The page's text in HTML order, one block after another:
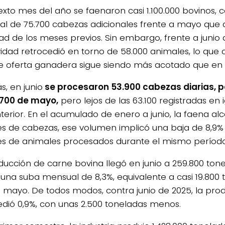
mes del año se faenaron casi 1.100.000 bovinos,
de 75.700 cabezas adicionales frente a mayo que
de los meses previos. Sin embargo, frente a junio
retrocedió en torno de 58.000 animales, lo que
oferta ganadera sigue siendo más acotado que en
en junio se procesaron 53.900 cabezas diarias,
de mayo, pero lejos de las 63.100 registradas en
En el acumulado de enero a junio, la faena
de cabezas, ese volumen implicó una baja de 8,9%
de animales procesados durante el mismo
de carne bovina llegó en junio a 259.800
suba mensual de 8,3%, equivalente a casi
mayo. De todos modos, contra junio de 2025, la
0,9%, con unas 2.500 toneladas menos.